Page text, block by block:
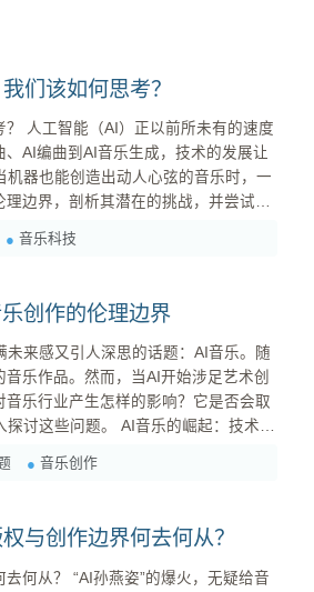
们该如何思考？
度
AI编曲到AI音乐生成，技术的发展让
器也能创造出动人心弦的音乐时，一
边界，剖析其潜在的挑战，并尝试为
乐风格，例如使用马尔可夫链生成类
音乐科技
创作的伦理边界
来感又引人深思的话题：AI音乐。随
乐作品。然而，当AI开始涉足艺术创
乐行业产生怎样的影响？它是否会取
音乐的崛起：技术奇
的结构、风格和情感表达方式，从而
音乐创作
与创作边界何去何从？
火，无疑给音